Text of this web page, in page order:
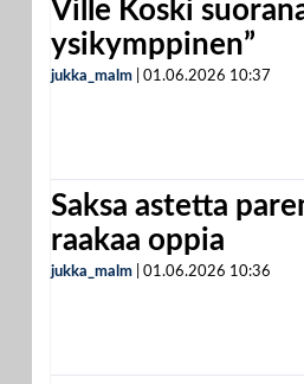
Ville Koski
ysikymppinen”
jukka_malm 01.06.2026 10:37
Saksa astetta
raakaa oppia
jukka_malm 01.06.2026 10:36